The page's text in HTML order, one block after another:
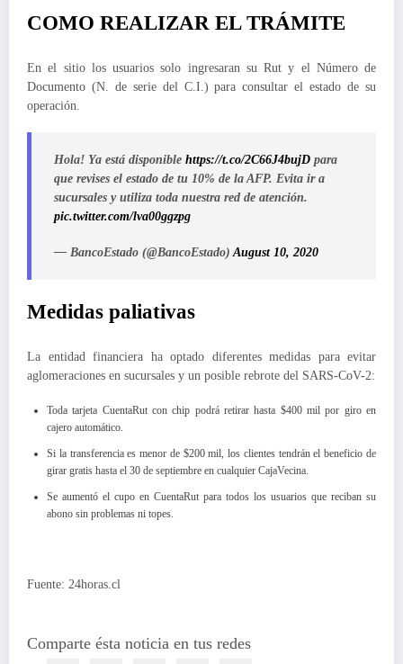
COMO REALIZAR EL TRÁMITE
En el sitio los usuarios solo ingresaran su Rut y el Número de
Documento (N. de serie del C.I.) para consultar el estado de su
operación.
Hola! Ya está disponible https://t.co/2C66J4bujD para
que revises el estado de tu 10% de la AFP. Evita ir a
sucursales y utiliza toda nuestra red de atención.
pic.twitter.com/lva00ggzpg
— BancoEstado (@BancoEstado) August 10, 2020
Medidas paliativas
La entidad financiera ha optado diferentes medidas para evitar
aglomeraciones en sucursales y un posible rebrote del SARS-CoV-2:
Toda tarjeta CuentaRut con chip podrá retirar hasta $400 mil por giro en
cajero automático.
Si la transferencia es menor de $200 mil, los clientes tendrán el beneficio de
girar gratis hasta el 30 de septiembre en cualquier CajaVecina.
Se aumentó el cupo en CuentaRut para todos los usuarios que reciban su
abono sin problemas ni topes.
Fuente: 24horas.cl
Comparte ésta noticia en tus redes